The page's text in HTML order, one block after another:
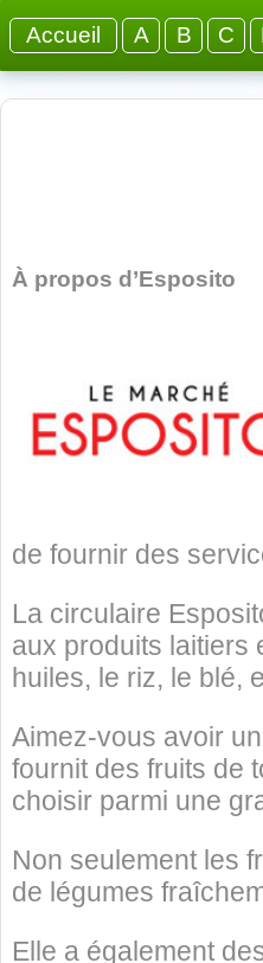
Accueil A B C
À propos d’Esposito
de fournir des
La circulaire
aux produits laitiers
huiles, le riz, le blé,
Aimez-vous avoir
fournit des fruits de
choisir parmi une
Non seulement les
de légumes
Elle a également